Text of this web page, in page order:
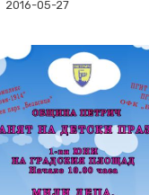
2016-05-27